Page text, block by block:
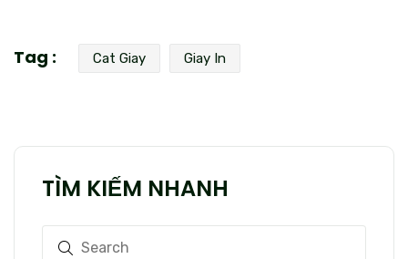
Tag : Cat Giay Giay In
TÌM KIẾM NHANH